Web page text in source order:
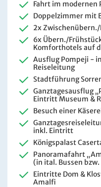
Fahrt im modernen
Doppelzimmer mit
2x
6x Übern./
Komforthotels auf
Ausflug Pompeji -
Reiseleitung
Stadtführung
Ganztagesausflug
Eintritt Museum &
Besuch einer
inkl. Eintritt
Königspalast
Panoramafahrt
(in ital. Bussen
Eintritte Dom &
Amalfi